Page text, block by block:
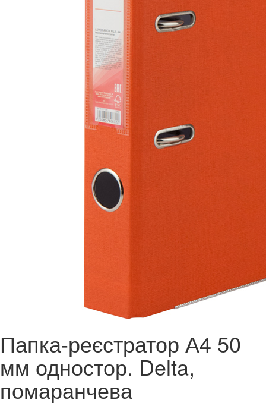
Папка-реєстратор А4 50
мм одностор. Delta,
помаранчева